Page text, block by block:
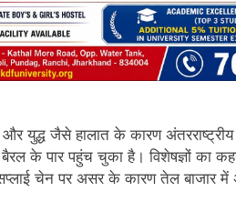
युद्ध जैसे हालात के कारण
के पार पहुंच चुका है। विशेषज्ञों का
चेन पर असर के कारण तेल बाजार में